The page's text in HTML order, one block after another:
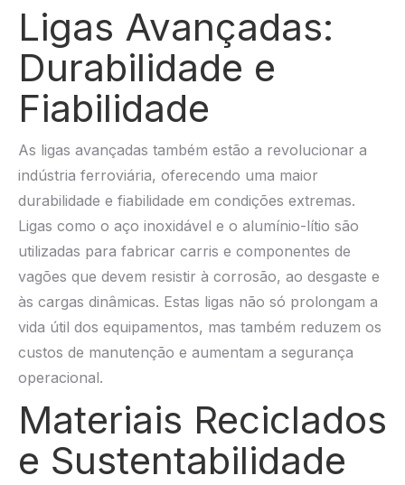
Ligas Avançadas:
Durabilidade e
Fiabilidade
As ligas avançadas também estão a revolucionar a
indústria ferroviária, oferecendo uma maior
durabilidade e fiabilidade em condições extremas.
Ligas como o aço inoxidável e o alumínio-lítio são
utilizadas para fabricar carris e componentes de
vagões que devem resistir à corrosão, ao desgaste e
às cargas dinâmicas. Estas ligas não só prolongam a
vida útil dos equipamentos, mas também reduzem os
custos de manutenção e aumentam a segurança
operacional.
Materiais Reciclados
e Sustentabilidade